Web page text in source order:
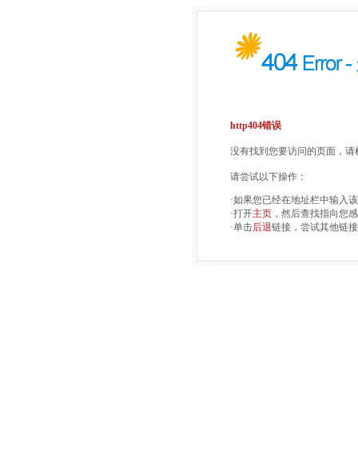
http404错误
没有找到您要访问的页面，
请尝试以下操作：
·如果您已经在地址栏中输入
·打开主页 ，然后查找指向您
·单击后退链接，尝试其他链